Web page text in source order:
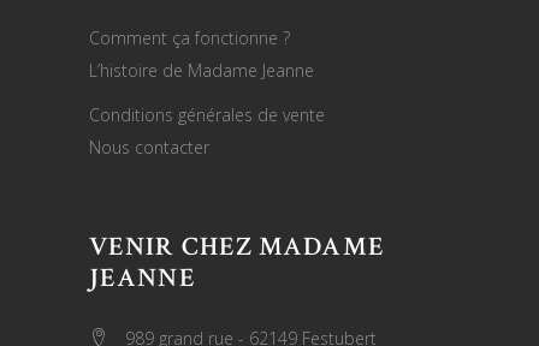
Comment ça fonctionne ?
L’histoire de Madame Jeanne
Conditions générales de vente
Nous contacter
VENIR CHEZ MADAME
JEANNE
989 grand rue - 62149 Festubert